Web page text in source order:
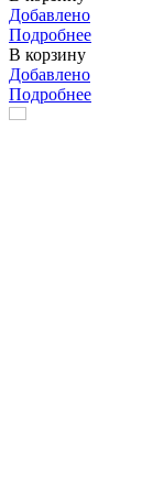
Добавлено
Подробнее
В корзину
Добавлено
Подробнее